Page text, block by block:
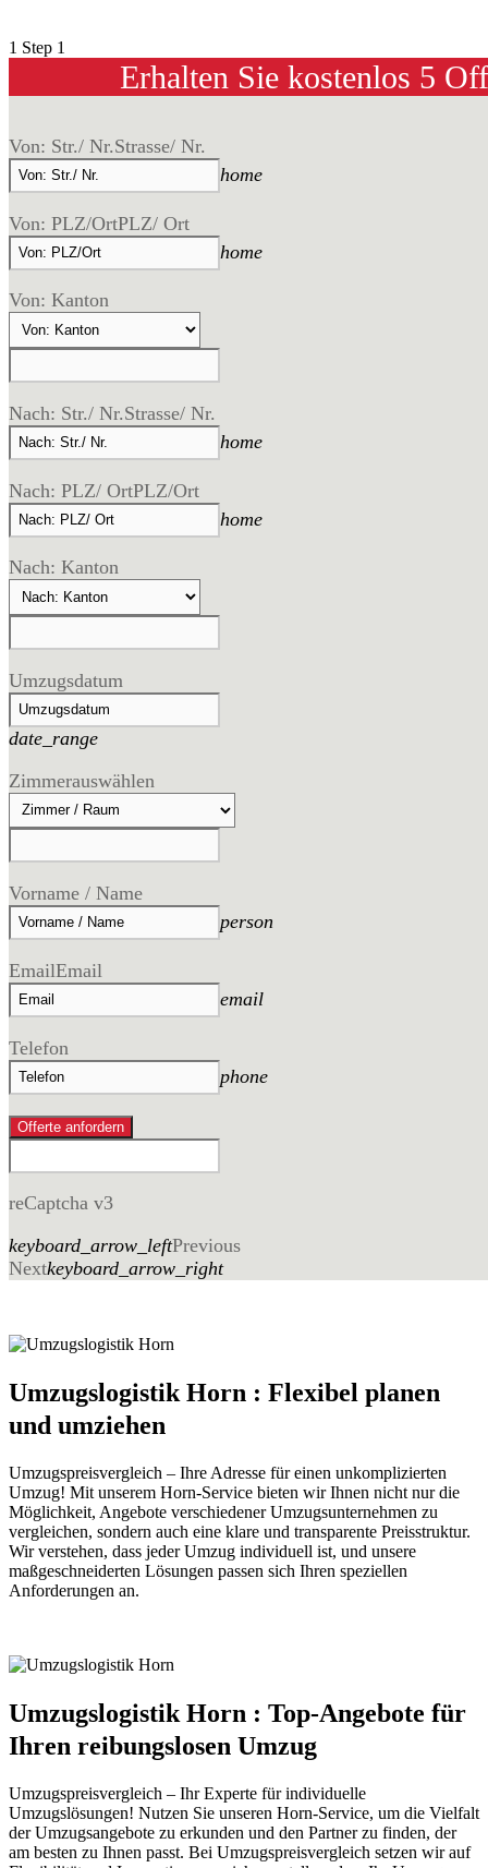
1 Step 1
Erhalten Sie kostenlos 5
Von: Str./ Nr.Strasse/ Nr.
home
Von: PLZ/OrtPLZ/ Ort
home
Von: Kanton
Nach: Str./ Nr.Strasse/ Nr.
home
Nach: PLZ/ OrtPLZ/Ort
home
Nach: Kanton
Umzugsdatum
date_range
Zimmerauswählen
Vorname / Name
person
EmailEmail
email
Telefon
phone
Offerte anfordern
reCaptcha v3
keyboard_arrow_leftPrevious
Nextkeyboard_arrow_right
Umzugslogistik Horn : Flexibel planen
und umziehen
Umzugspreisvergleich – Ihre Adresse für einen unkomplizierten
Umzug! Mit unserem Horn-Service bieten wir Ihnen nicht nur die
Möglichkeit, Angebote verschiedener Umzugsunternehmen zu
vergleichen, sondern auch eine klare und transparente Preisstruktur.
Wir verstehen, dass jeder Umzug individuell ist, und unsere
maßgeschneiderten Lösungen passen sich Ihren speziellen
Anforderungen an.
Umzugslogistik Horn : Top-Angebote für
Ihren reibungslosen Umzug
Umzugspreisvergleich – Ihr Experte für individuelle
Umzugslösungen! Nutzen Sie unseren Horn-Service, um die Vielfalt
der Umzugsangebote zu erkunden und den Partner zu finden, der
am besten zu Ihnen passt. Bei Umzugspreisvergleich setzen wir auf